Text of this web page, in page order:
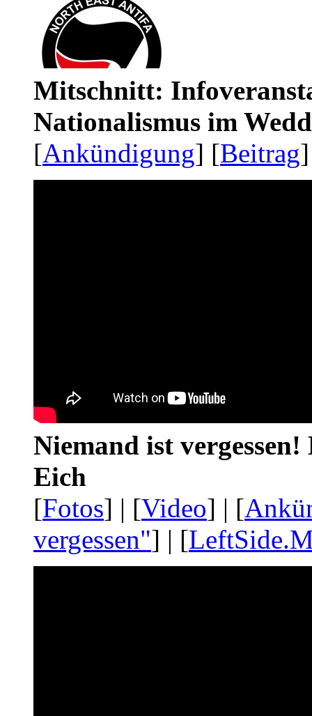
Mitschnitt:
Nationalismus im
[Ankündigung] [Beitrag
Niemand ist
Eich
[Fotos] | [Video] | [
vergessen"] | [